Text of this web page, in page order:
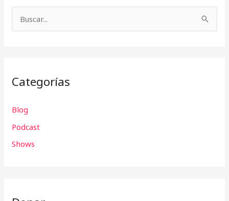
a
p
o
r
Categorías
Blog
Podcast
Shows